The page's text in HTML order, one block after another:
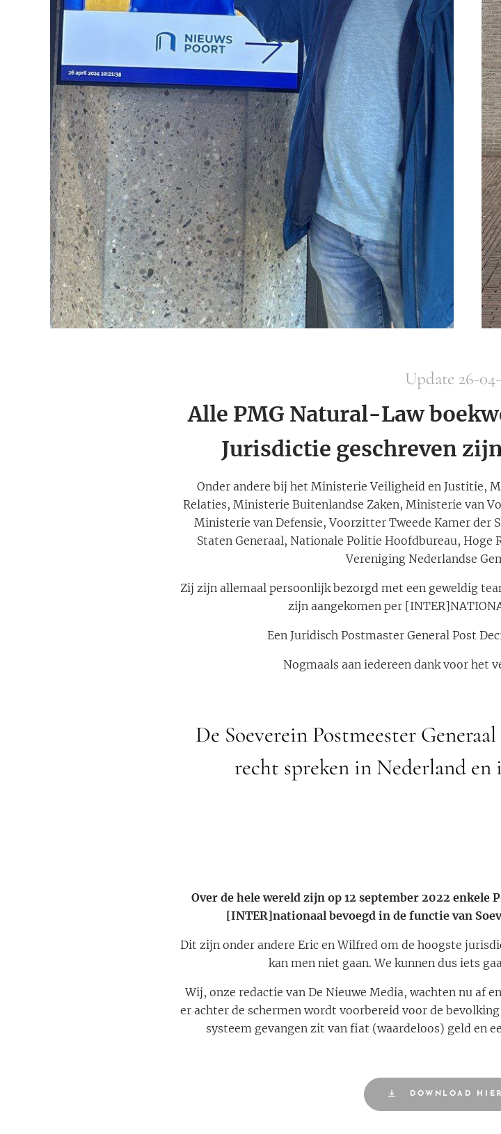
Update 26-
Alle PMG Natural-Law
Jurisdictie geschreven
Onder andere bij het Ministerie Veiligheid en Justitie,
Relaties, Ministerie Buitenlandse Zaken, Ministerie van
Ministerie van Defensie, Voorzitter Tweede Kamer der
Staten Generaal, Nationale Politie Hoofdbureau, Hoge
Vereniging Nederlandse
Zij zijn allemaal persoonlijk bezorgd met een geweldig
zijn aangekomen per
Een Juridisch Postmaster General Post
Nogmaals aan iedereen dank voor het
De Soeverein Postmeester
recht spreken in Nederland en
Over de hele wereld zijn op 12 september 2022 enkele
[INTER]nationaal bevoegd in de functie van
Dit zijn onder andere Eric en Wilfred om de hoogste
kan men niet gaan. We kunnen dus iets
Wij, onze redactie van De Nieuwe Media, wachten nu af
er achter de schermen wordt voorbereid voor de
systeem gevangen zit van fiat (waardeloos) geld en
DOWNLOAD